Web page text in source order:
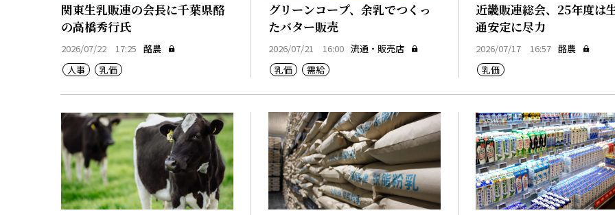
関東生乳販連の会長に千葉県酪
の高橋秀行氏
2026/07/22 17:25 酪農
人事
乳価
グリーンコープ、余乳でつくっ
たバター販売
2026/07/21 16:00 流通・販売店
乳価
需給
近畿販連総会、25年度は
通安定に尽力
2026/07/17 16:57 酪農
乳価